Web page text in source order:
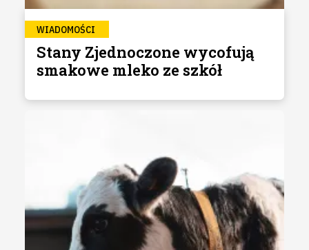
WIADOMOŚCI
Stany Zjednoczone wycofują
smakowe mleko ze szkół